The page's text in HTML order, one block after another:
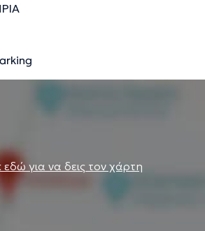
εδώ για να δεις τον χάρτη